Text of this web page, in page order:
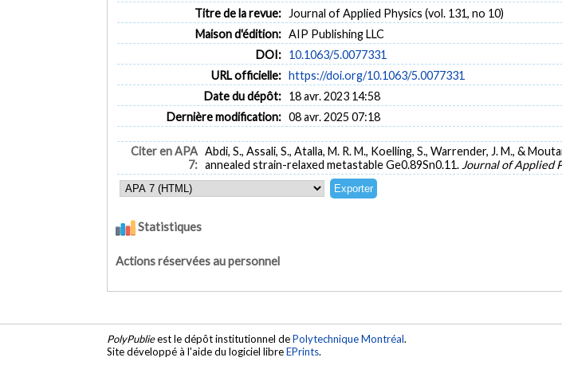
Titre de la revue:
Journal of Applied Physics (vol. 131, no 10)
Maison d'édition: AIP Publishing LLC
DOI: 10.1063/5.0077331
URL officielle: https://doi.org/10.1063/5.0077331
Date du dépôt: 18 avr. 2023 14:58
Dernière modification: 08 avr. 2025 07:18
Citer en APA
7:
Abdi, S., Assali, S., Atalla, M. R. M., Koelling, S., Warrender, J. M., &
annealed strain-relaxed metastable Ge0.89Sn0.11. Journal of Applied
Statistiques
Actions réservées au personnel
PolyPublieest le dépôt institutionnel dePolytechnique Montréal.
Site développé à l'aide du logiciel libreEPrints.